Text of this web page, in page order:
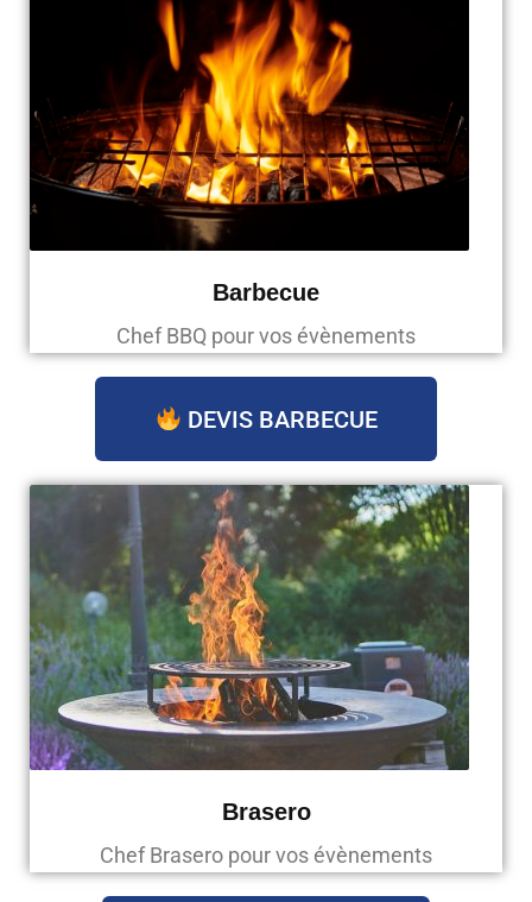
Barbecue
Chef BBQ pour vos évènements
DEVIS BARBECUE
Brasero
Chef Brasero pour vos évènements